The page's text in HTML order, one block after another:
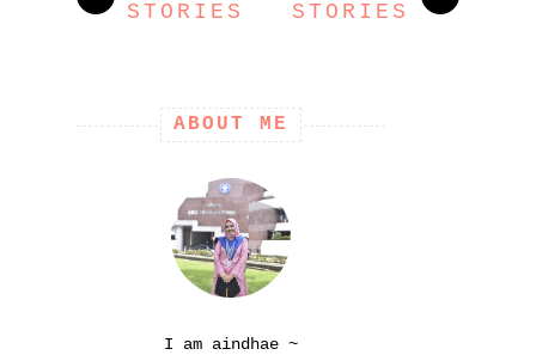
STORIES STORIES
ABOUT ME
I am aindhae ~